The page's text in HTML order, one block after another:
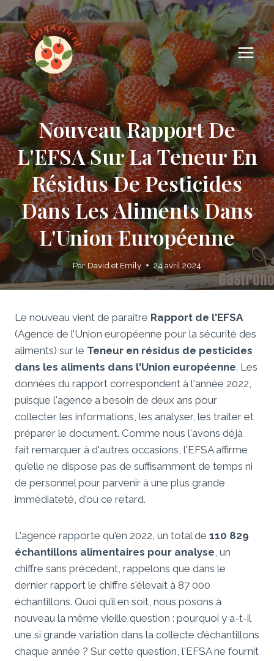
Skip
to
content
Nouveau Rapport De
L'EFSA Sur La Teneur En
Résidus De Pesticides
Dans Les Aliments Dans
L'Union Européenne
Par David et Emily 24 avril 2024
Le nouveau vient de paraître Rapport de l'EFSA
(Agence de l’Union européenne pour la sécurité des
aliments) sur le Teneur en résidus de pesticides
dans les aliments dans l'Union européenne. Les
données du rapport correspondent à l'année 2022,
puisque l'agence a besoin de deux ans pour
collecter les informations, les analyser, les traiter et
préparer le document. Comme nous l'avons déjà
fait remarquer à d'autres occasions, l'EFSA affirme
qu'elle ne dispose pas de suffisamment de temps ni
de personnel pour parvenir à une plus grande
immédiateté, d'où ce retard.
L'agence rapporte qu'en 2022, un total de 110 829
échantillons alimentaires pour analyse, un
chiffre sans précédent, rappelons que dans le
dernier rapport le chiffre s'élevait à 87 000
échantillons. Quoi qu’il en soit, nous posons à
nouveau la même vieille question : pourquoi y a-t-il
une si grande variation dans la collecte d’échantillons
chaque année ? Sur cette question, l'EFSA ne fournit